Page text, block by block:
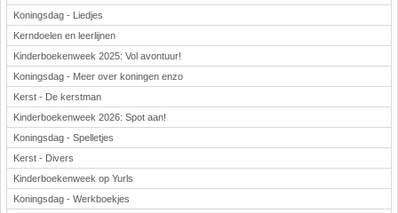
Koningsdag - Liedjes
Kerndoelen en leerlijnen
Kinderboekenweek 2025: Vol avontuur!
Koningsdag - Meer over koningen enzo
Kerst - De kerstman
Kinderboekenweek 2026: Spot aan!
Koningsdag - Spelletjes
Kerst - Divers
Kinderboekenweek op Yurls
Koningsdag - Werkboekjes